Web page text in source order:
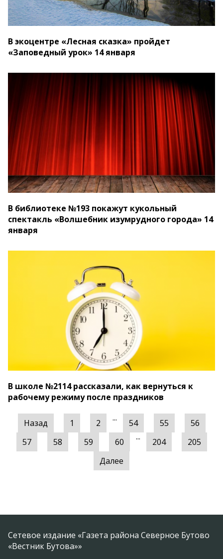
В экоцентре «Лесная сказка» пройдет
«Заповедный урок» 14 января
В библиотеке №193 покажут кукольный
спектакль «Волшебник изумрудного города» 14
января
В школе №2114 рассказали, как вернуться к
рабочему режиму после праздников
Назад 1 2 ... 54 55
56
57
58 59 60 ... 204
205
Далее
Сетевое издание «Газета района Северное Бутово
«Вестник Бутова»»